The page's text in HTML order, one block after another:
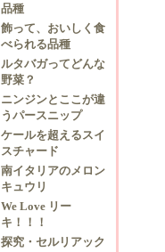
品種
飾って、おいしく食
べられる品種
ルタバガってどんな
野菜？
ニンジンとここが違
うパースニップ
ケールを超えるスイ
スチャード
南イタリアのメロン
キュウリ
We Love リー
キ！！！
探究・セルリアック